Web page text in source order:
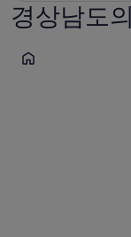
경상남도
창원